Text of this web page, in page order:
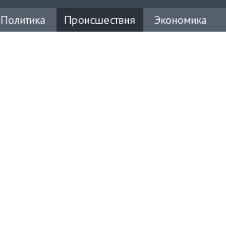
Политика Происшествия Экономика